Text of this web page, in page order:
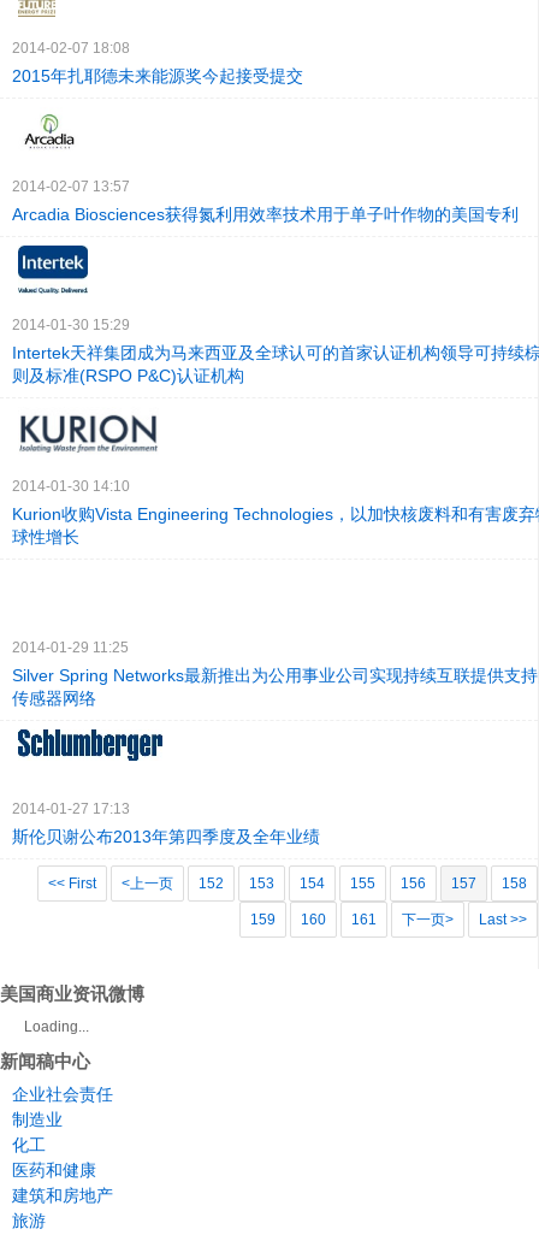
2014-02-07 18:08
2015年扎耶德未来能源奖今起接受提交
2014-02-07 13:57
Arcadia Biosciences获得氮利用效率技术用于单子叶作物的美国专利
2014-01-30 15:29
Intertek天祥集团成为马来西亚及全球认可的首家认证机构领导可持续
则及标准(RSPO P&C)认证机构
2014-01-30 14:10
Kurion收购Vista Engineering Technologies，以加快核废料和有害废
球性增长
2014-01-29 11:25
Silver Spring Networks最新推出为公用事业公司实现持续互联提供支
传感器网络
2014-01-27 17:13
斯伦贝谢公布2013年第四季度及全年业绩
<< First <上一页 152 153 154 155 156 157 158
159 160 161 下一页> Last >>
美国商业资讯微博
Loading...
新闻稿中心
企业社会责任
制造业
化工
医药和健康
建筑和房地产
旅游